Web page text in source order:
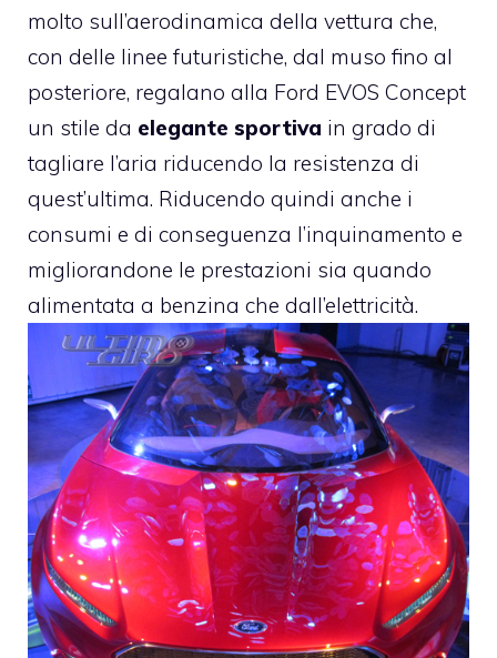
molto sull’aerodinamica della vettura che,
con delle linee futuristiche, dal muso fino al
posteriore, regalano alla Ford EVOS Concept
un stile da elegante sportiva in grado di
tagliare l’aria riducendo la resistenza di
quest’ultima. Riducendo quindi anche i
consumi e di conseguenza l’inquinamento e
migliorandone le prestazioni sia quando
alimentata a benzina che dall’elettricità.